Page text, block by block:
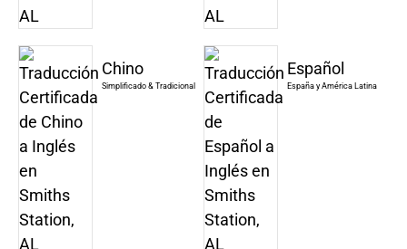
Chino
Simplificado & Tradicional
Español
España y América Latina